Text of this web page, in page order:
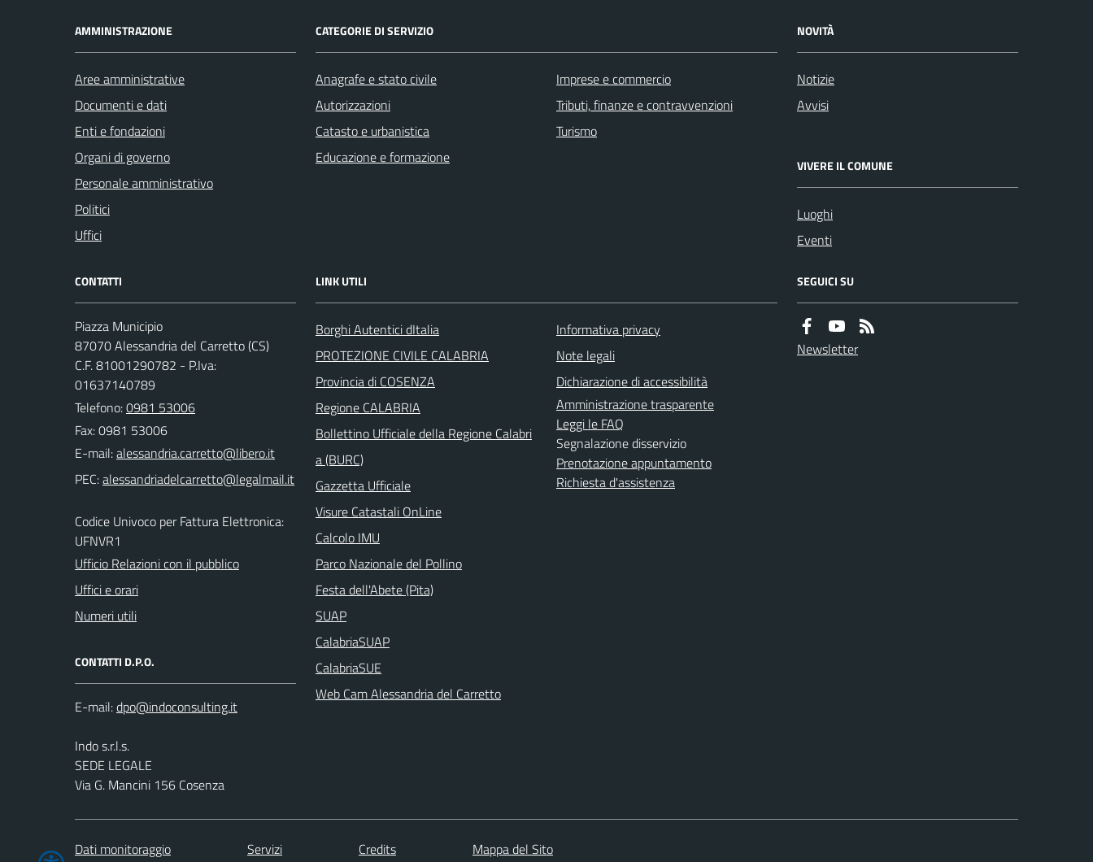
AMMINISTRAZIONE
Aree amministrative
Documenti e dati
Enti e fondazioni
Organi di governo
Personale amministrativo
Politici
Uffici
CATEGORIE DI SERVIZIO
Anagrafe e stato civile
Autorizzazioni
Catasto e urbanistica
Educazione e formazione
Imprese e commercio
Tributi, finanze e contravvenzioni
Turismo
NOVITÀ
Notizie
Avvisi
VIVERE IL COMUNE
Luoghi
Eventi
CONTATTI
Piazza Municipio
87070 Alessandria del Carretto (CS)
C.F. 81001290782 - P.Iva:
01637140789
Telefono:0981 53006
Fax: 0981 53006
E-mail:
PEC:
Codice Univoco per Fattura Elettronica:
UFNVR1
Ufficio Relazioni con il pubblico
Uffici e orari
Numeri utili
CONTATTI D.P.O.
E-mail:
Indo s.r.l.s.
SEDE LEGALE
Via G. Mancini 156 Cosenza
LINK UTILI
Borghi Autentici dItalia
PROTEZIONE CIVILE CALABRIA
Provincia di COSENZA
Regione CALABRIA
Bollettino Ufficiale della Regione Calabri
a (BURC)
Gazzetta Ufficiale
Visure Catastali OnLine
Calcolo IMU
Parco Nazionale del Pollino
Festa dell'Abete (Pita)
SUAP
CalabriaSUAP
CalabriaSUE
Web Cam Alessandria del Carretto
Informativa privacy
Note legali
Dichiarazione di accessibilità
Amministrazione trasparente
Leggi le FAQ
Segnalazione disservizio
Prenotazione appuntamento
Richiesta d'assistenza
SEGUICI SU
Newsletter
Dati monitoraggio Servizi Credits Mappa del Sito